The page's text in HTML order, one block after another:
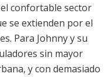
confortable sector
se extienden por el
Para Johnny y su
sin mayor
y con demasiado